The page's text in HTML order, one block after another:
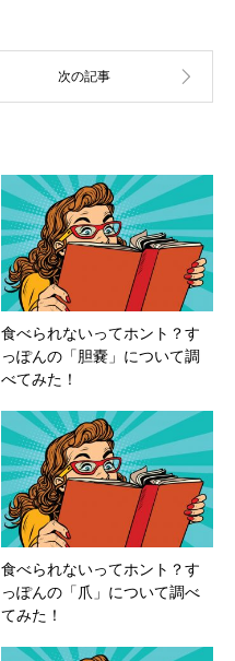
食べられないってホント？す
っぽんの「胆嚢」について調
べてみた！
食べられないってホント？す
っぽんの「爪」について調べ
てみた！